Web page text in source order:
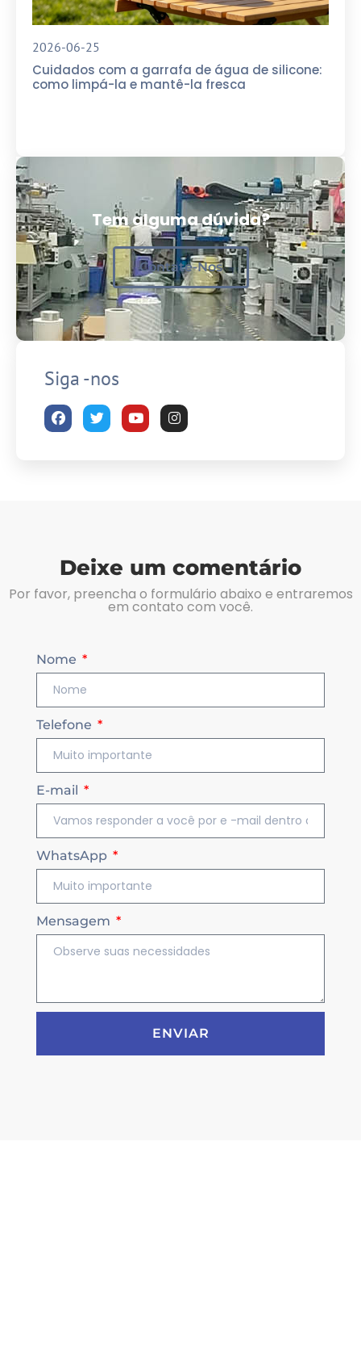
2026-06-25
Cuidados com a garrafa de água de silicone:
como limpá-la e mantê-la fresca
Tem alguma dúvida?
Contate-Nos
Siga -nos
Deixe um comentário
Por favor, preencha o formulário abaixo e entraremos
em contato com você.
Nome
Telefone
E-mail
WhatsApp
Mensagem
ENVIAR